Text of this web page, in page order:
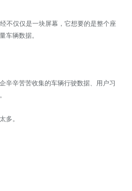
不仅仅是一块屏幕，它想要的是整个座
车辆数据。
辛辛苦苦收集的车辆行驶数据、用户习
多。